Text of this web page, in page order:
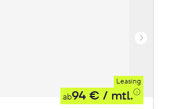
Leasing
ab94 € / mtl.